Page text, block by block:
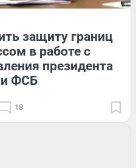
защиту границ
в работе с
президента
ФСБ
18